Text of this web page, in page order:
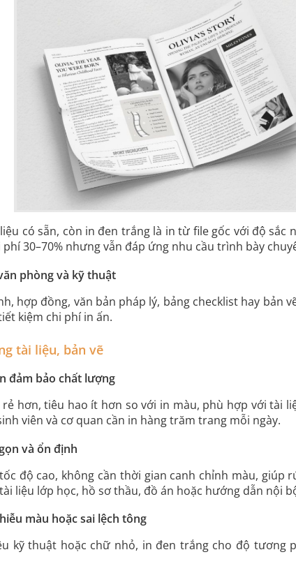
có sẵn, còn in đen trắng là in từ file gốc với độ sắc
30–70% nhưng vẫn đáp ứng nhu cầu trình bày
phòng và kỹ thuật
hợp đồng, văn bản pháp lý, bảng checklist hay bản
kiệm chi phí in ấn.
tài liệu, bản vẽ
đảm bảo chất lượng
hơn, tiêu hao ít hơn so với in màu, phù hợp với tài
viên và cơ quan cần in hàng trăm trang mỗi ngày.
và ổn định
độ cao, không cần thời gian canh chỉnh màu, giúp
liệu lớp học, hồ sơ thầu, đồ án hoặc hướng dẫn nội
màu hoặc sai lệch tông
kỹ thuật hoặc chữ nhỏ, in đen trắng cho độ tương